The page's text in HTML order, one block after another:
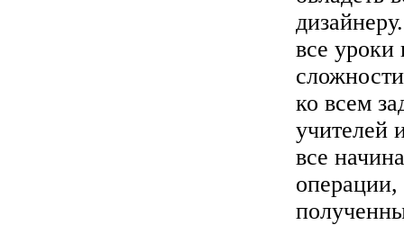
все
ко всем
учителей
все
операции,